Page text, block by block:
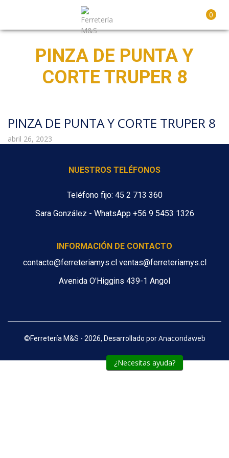
¿Necesitas ayuda?
0
PINZA DE PUNTA Y
CORTE TRUPER 8
PINZA DE PUNTA Y CORTE TRUPER 8
abril 26, 2023
NUESTROS TELÉFONOS
Teléfono fijo: 45 2 713 360
Sara González - WhatsApp +56 9 5453 1326
INFORMACIÓN DE CONTACTO
contacto@ferreteriamys.cl ventas@ferreteriamys.cl
Avenida O'Higgins 439-1 Angol
©Ferretería M&S - 2026, Desarrollado por Anacondaweb